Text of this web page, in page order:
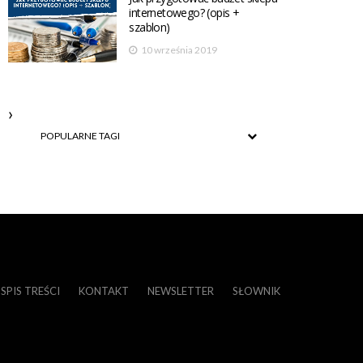
internetowego? (opis +
szablon)
10 września 2019
POPULARNE TAGI
SPIS TREŚCI KONTAKT NEWSLETTER SŁOWNIK